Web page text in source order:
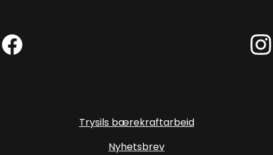
Trysils bærekraftarbeid
Nyhetsbrev